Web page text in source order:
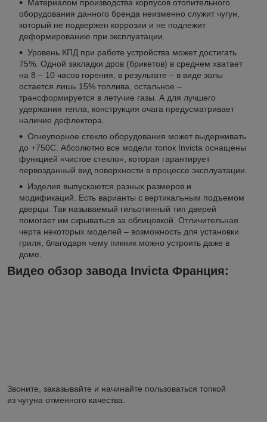
Материалом производства корпусов отопительного
оборудования данного бренда неизменно служит чугун,
который не подвержен коррозии и не подлежит
деформированию при эксплуатации.
Уровень КПД при работе устройства может достигать
75%. Одной закладки дров (брикетов) в среднем хватает
на 8 – 10 часов горения, в результате – в виде золы
остается лишь 15% топлива, остальное –
трансформируется в летучие газы. А для лучшего
удержания тепла, конструкция очага предусматривает
наличие дефлектора.
Огнеупорное стекло оборудования может выдерживать
до +750С. Абсолютно все модели топок Invicta оснащены
функцией «чистое стекло», которая гарантирует
первозданный вид поверхности в процессе эксплуатации.
Изделия выпускаются разных размеров и
модификаций. Есть варианты с вертикальным подъемом
дверцы. Так называемый гильотинный тип дверей
помогает им скрываться за облицовкой. Отличительная
черта некоторых моделей – возможность для установки
гриля, благодаря чему пикник можно устроить даже в
доме.
Видео обзор завода Invicta Франция:
Звоните, заказывайте и начинайте пользоваться топкой
из чугуна отменного качества.